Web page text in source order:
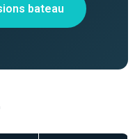
bateau